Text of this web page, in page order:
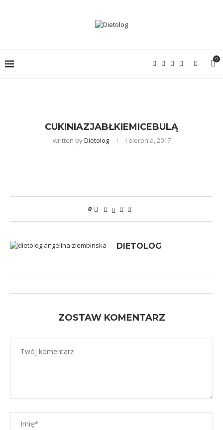
0
CUKINIAZJABŁKIEMICEBULĄ
written byDietolog 1 sierpnia, 2017
0
DIETOLOG
ZOSTAW KOMENTARZ